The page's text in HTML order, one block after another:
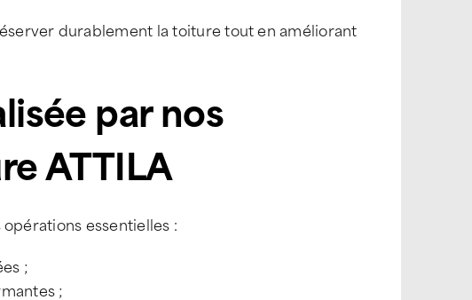
durablement la toiture tout en améliorant
par nos
ATTILA
essentielles :
;
;